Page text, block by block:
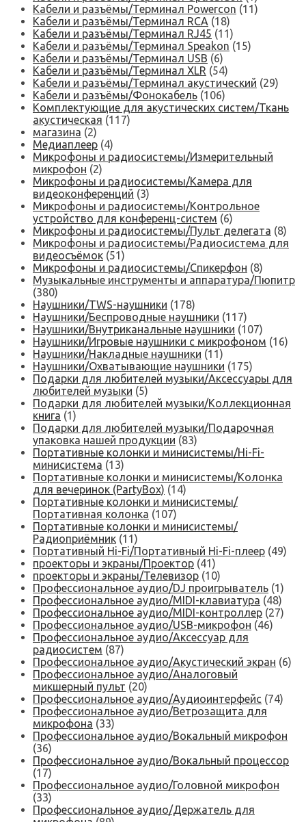
Кабели и разъёмы/Терминал Powercon (11)
Кабели и разъёмы/Терминал RCA (18)
Кабели и разъёмы/Терминал RJ45 (11)
Кабели и разъёмы/Терминал Speakon (15)
Кабели и разъёмы/Терминал USB (6)
Кабели и разъёмы/Терминал XLR (54)
Кабели и разъёмы/Терминал акустический (29)
Кабели и разъёмы/Фонокабель (106)
Комплектующие для акустических систем/Ткань
акустическая (117)
магазина (2)
Медиаплеер (4)
Микрофоны и радиосистемы/Измерительный
микрофон (2)
Микрофоны и радиосистемы/Камера для
видеоконференций (3)
Микрофоны и радиосистемы/Контрольное
устройство для конференц-систем (6)
Микрофоны и радиосистемы/Пульт делегата (8)
Микрофоны и радиосистемы/Радиосистема для
видеосъёмок (51)
Микрофоны и радиосистемы/Спикерфон (8)
Музыкальные инструменты и аппаратура/Пюпитр
(380)
Наушники/TWS-наушники (178)
Наушники/Беспроводные наушники (117)
Наушники/Внутриканальные наушники (107)
Наушники/Игровые наушники с микрофоном (16)
Наушники/Накладные наушники (11)
Наушники/Охватывающие наушники (175)
Подарки для любителей музыки/Аксессуары для
любителей музыки (5)
Подарки для любителей музыки/Коллекционная
книга (1)
Подарки для любителей музыки/Подарочная
упаковка нашей продукции (83)
Портативные колонки и минисистемы/Hi-Fi-
минисистема (13)
Портативные колонки и минисистемы/Колонка
для вечеринок (PartyBox) (14)
Портативные колонки и минисистемы/
Портативная колонка (107)
Портативные колонки и минисистемы/
Радиоприёмник (11)
Портативный Hi-Fi/Портативный Hi-Fi-плеер (49)
проекторы и экраны/Проектор (41)
проекторы и экраны/Телевизор (10)
Профессиональное аудио/DJ проигрыватель (1)
Профессиональное аудио/MIDI-клавиатура (48)
Профессиональное аудио/MIDI-контроллер (27)
Профессиональное аудио/USB-микрофон (46)
Профессиональное аудио/Аксессуар для
радиосистем (87)
Профессиональное аудио/Акустический экран (6)
Профессиональное аудио/Аналоговый
микшерный пульт (20)
Профессиональное аудио/Аудиоинтерфейс (74)
Профессиональное аудио/Ветрозащита для
микрофона (33)
Профессиональное аудио/Вокальный микрофон
(36)
Профессиональное аудио/Вокальный процессор
(17)
Профессиональное аудио/Головной микрофон
(33)
Профессиональное аудио/Держатель для